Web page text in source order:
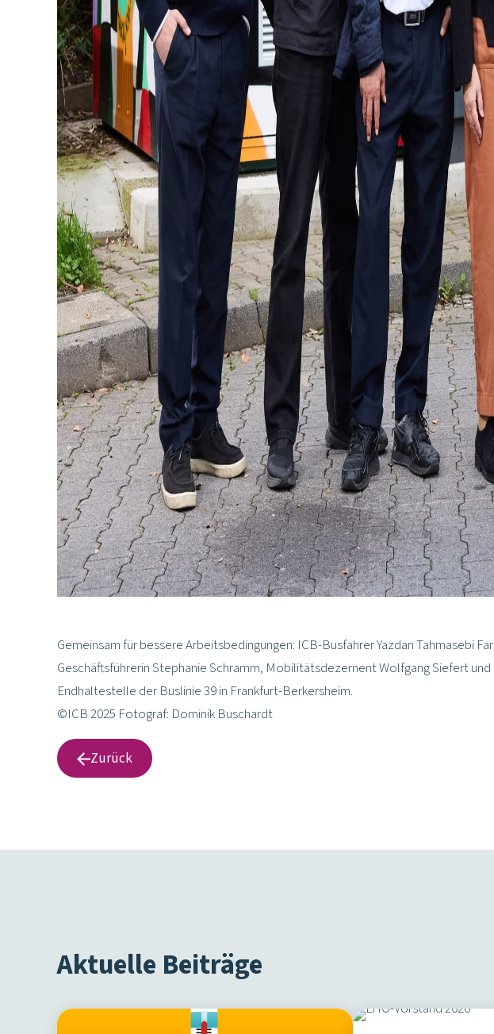
Gemeinsam für bessere Arbeitsbedingungen: ICB-Busfahrer Yazdan
Geschäftsführerin Stephanie Schramm, Mobilitätsdezernent Wolfgang Siefert
Endhaltestelle der Buslinie 39 in Frankfurt-Berkersheim.
©ICB 2025 Fotograf: Dominik Buschardt
Zurück
Aktuelle Beiträge